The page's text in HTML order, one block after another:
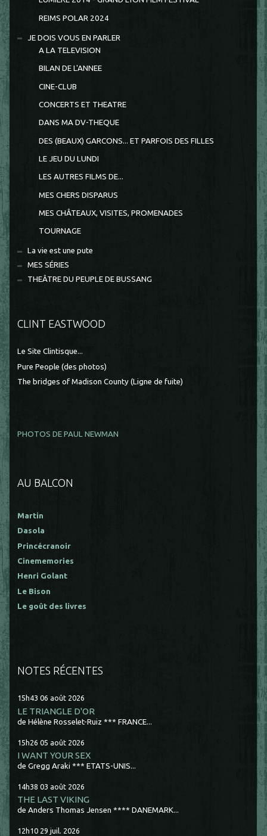
REIMS POLAR 2024
JE DOIS VOUS EN PARLER
A LA TELEVISION
BILAN DE L'ANNEE
CINE-CLUB
CONCERTS ET THEATRE
DANS MA DV-THEQUE
DES (BEAUX) GARCONS... ET PARFOIS DES FILLES
LE JEU DU LUNDI
LES AUTRES FILMS DE...
MES CHERS DISPARUS
MES CHÂTEAUX, VISITES, PROMENADES
TOURNAGE
La vie est une pute
MES SÉRIES
THEÂTRE DU PEUPLE DE BUSSANG
CLINT EASTWOOD
Le Site Clintisque...
Pure People (des photos)
The bridges of Madison County (Ligne de fuite)
PHOTOS DE PAUL NEWMAN
AU BALCON
Martin
Dasola
Princécranoir
Cinememories
Henri Golant
Le Bison
Le goût des livres
NOTES RÉCENTES
15h43 06 août 2026
LE TRIANGLE D'OR
de Hélène Rosselet-Ruiz *** FRANCE...
15h26 05 août 2026
I WANT YOUR SEX
de Gregg Araki *** ETATS-UNIS...
14h38 03 août 2026
THE LAST VIKING
de Anders Thomas Jensen **** DANEMARK...
12h10 29 juil. 2026